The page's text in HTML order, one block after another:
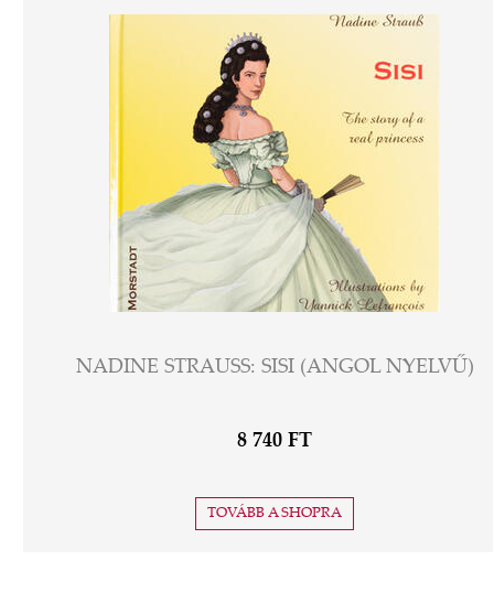
NADINE STRAUSS: SISI (ANGOL NYELVŰ)
8 740 FT
TOVÁBB A SHOPRA